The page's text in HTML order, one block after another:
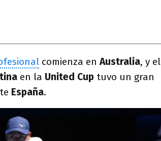
comienza enAustralia, y el
en la United Cup tuvo un gran
España.